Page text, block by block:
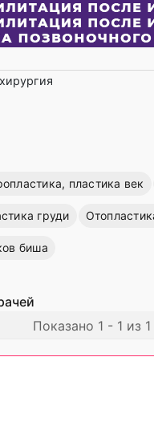
пластика век
груди
биша
Показано 1 - 1 из 1